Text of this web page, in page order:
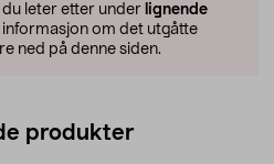
leter etter under lignende
informasjon om det utgåtte
ned på denne siden.
produkter